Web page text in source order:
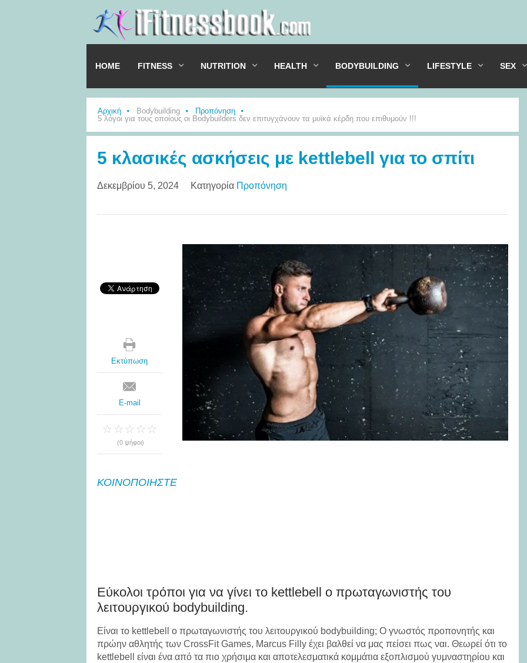
HOME FITNESS NUTRITION HEALTH BODYBUILDING LIFESTYLE SEX
Αρχική Bodybuilding
Προπόνηση
5 λόγοι για τους οποίους οι Bodybuilders δεν επιτυγχάνουν τα μυϊκά κέρδη που επιθυμούν !!!
5 κλασικές ασκήσεις με kettlebell για το σπίτι
Δεκεμβρίου 5, 2024 Κατηγορία Προπόνηση
Εκτύπωση
E-mail
(0 ψήφοι)
ΚΟΙΝΟΠΟΙΗΣΤΕ
Εύκολοι τρόποι για να γίνει το kettlebell ο πρωταγωνιστής του
λειτουργικού bodybuilding.
Είναι το kettlebell ο πρωταγωνιστής του λειτουργικού bodybuilding; Ο γνωστός προπονητής και
πρώην αθλητής των CrossFit Games, Marcus Filly έχει βαλθεί να μας πείσει πως ναι. Θεωρεί ότι το
kettlebell είναι ένα από τα πιο χρήσιμα και αποτελεσματικά κομμάτια εξοπλισμού γυμναστηρίου και